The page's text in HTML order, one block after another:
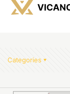
Categories